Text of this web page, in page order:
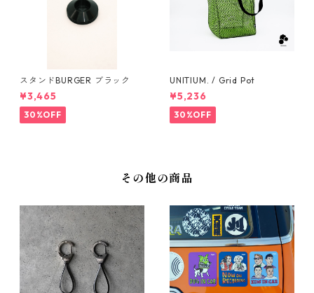
スタンドBURGER ブラック
¥3,465
30%OFF
UNITIUM. / Grid Pot
¥5,236
30%OFF
その他の商品